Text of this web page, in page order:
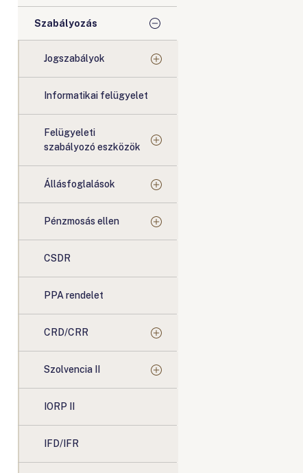
Szabályozás
Jogszabályok
Informatikai felügyelet
Felügyeleti
szabályozó eszközök
Állásfoglalások
Pénzmosás ellen
CSDR
PPA rendelet
CRD/CRR
Szolvencia II
IORP II
IFD/IFR